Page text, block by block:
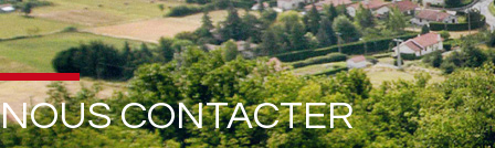
NOUS CONTACTER